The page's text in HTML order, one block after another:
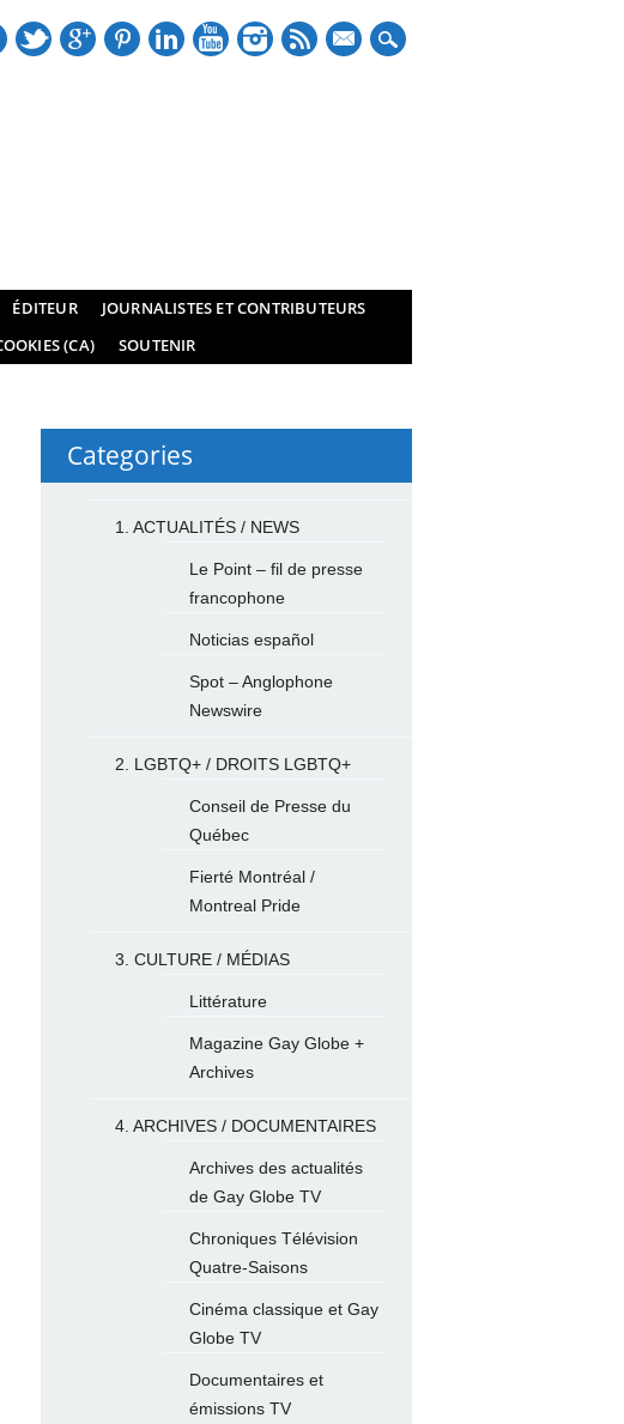
mail
ÉDITEUR
JOURNALISTES ET CONTRIBUTEURS
(CA) SOUTENIR
Categories
1. ACTUALITÉS / NEWS
Le Point – fil de presse
francophone
Noticias español
Spot – Anglophone
Newswire
2. LGBTQ+ / DROITS LGBTQ+
Conseil de Presse du
Québec
Fierté Montréal /
Montreal Pride
3. CULTURE / MÉDIAS
Littérature
Magazine Gay Globe +
Archives
4. ARCHIVES / DOCUMENTAIRES
Archives des actualités
de Gay Globe TV
Chroniques Télévision
Quatre-Saisons
Cinéma classique et Gay
Globe TV
Documentaires et
émissions TV